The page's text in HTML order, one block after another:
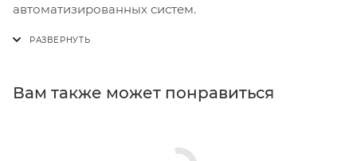
автоматизированных систем.
Вам также может понравиться